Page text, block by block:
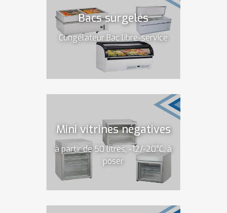
Bacs surgelés
Congélateur Bac libre-service
Mini vitrines négatives
à partir de 50 litres, -12/-20°C, à
poser